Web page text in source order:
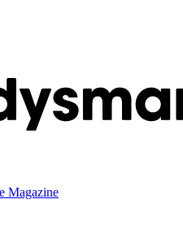
Magazine